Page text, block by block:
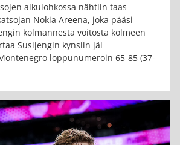
alkulohkossa nähtiin taas
Nokia Areena, joka pääsi
kolmannesta voitosta kolmeen
Susijengin kynsiin jäi
loppunumeroin 65-85 (37-